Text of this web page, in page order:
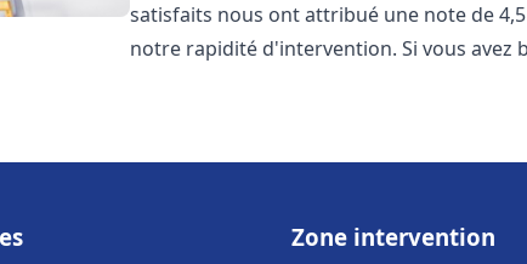
satisfaits nous ont attribué une note de
notre rapidité d'intervention. Si vous avez
Zone intervention